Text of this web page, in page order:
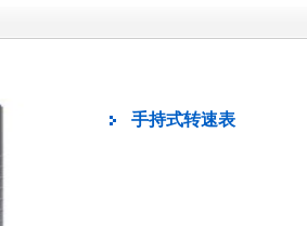
手持式转速表